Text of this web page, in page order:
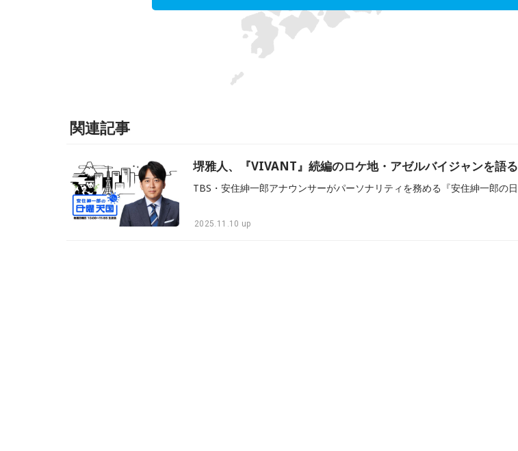
関連記事
堺雅人、『VIVANT』続編のロケ地・アゼルバイジャンを語る
2025.11.10 up